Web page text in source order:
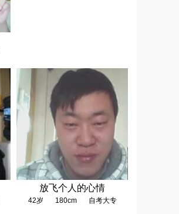
放飞个人的心情
42岁 180cm 自考大专